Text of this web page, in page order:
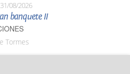
31/08/2026
banquete II
Tormes